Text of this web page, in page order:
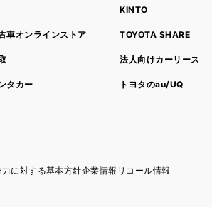
車オンラインストア
タカー
KINTO
TOYOTA SHARE
法人向けカーリース
トヨタのau/UQ
に対する基本方針企業情報 リコール情報